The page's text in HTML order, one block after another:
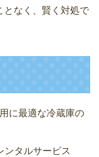
となく、賢く対処で
に最適な冷蔵庫の
ンタルサービス